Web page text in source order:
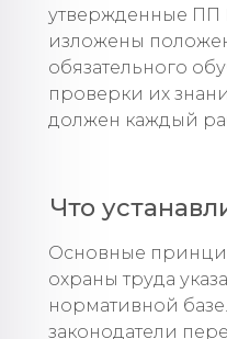
утвержденные ПП
изложены
обязательного
проверки их
должен каждый
Что
Основные
охраны труда
нормативной
законодатели